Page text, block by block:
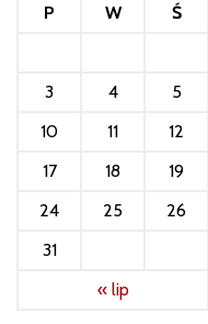
P W Ś
3
4 5
10
11 12
17
18 19
24
25 26
31
« lip